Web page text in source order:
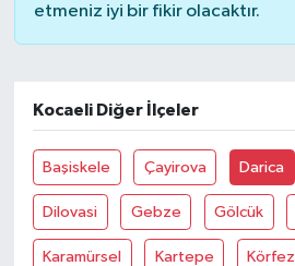
etmeniz iyi bir fikir olacaktır.
Kocaeli Diğer İlçeler
Başiskele Çayirova Darica
Dilovasi Gebze Gölcük
Karamürsel Kartepe Körfez